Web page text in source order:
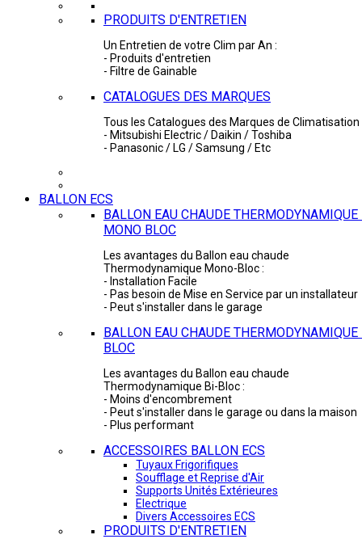
PRODUITS D'ENTRETIEN
Un Entretien de votre Clim par An :
- Produits d'entretien
- Filtre de Gainable
CATALOGUES DES MARQUES
Tous les Catalogues des Marques de Climatisation
- Mitsubishi Electric / Daikin / Toshiba
- Panasonic / LG / Samsung / Etc
BALLON ECS
BALLON EAU CHAUDE THERMODYNAMIQUE
MONO BLOC
Les avantages du Ballon eau chaude
Thermodynamique Mono-Bloc :
- Installation Facile
- Pas besoin de Mise en Service par un installateur
- Peut s'installer dans le garage
BALLON EAU CHAUDE
BLOC
Les avantages du Ballon eau chaude
Thermodynamique Bi-Bloc :
- Moins d'encombrement
- Peut s'installer dans le garage ou dans la maison
- Plus performant
ACCESSOIRES BALLON ECS
Tuyaux Frigorifiques
Soufflage et Reprise d'Air
Supports Unités Extérieures
Electrique
Divers Accessoires ECS
PRODUITS D'ENTRETIEN